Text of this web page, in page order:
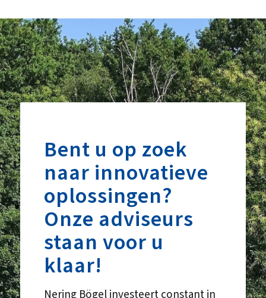
Bent u op zoek
naar innovatieve
oplossingen?
Onze adviseurs
staan voor u
klaar!
Nering Bögel investeert constant in